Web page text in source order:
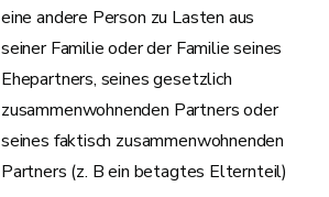
eine andere Person zu Lasten aus
seiner Familie oder der Familie seines
Ehepartners, seines gesetzlich
zusammenwohnenden Partners oder
seines faktisch zusammenwohnenden
Partners (z. B ein betagtes Elternteil)